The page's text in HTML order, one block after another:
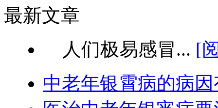
最新文章
人们极易感冒... [
中老年银霄病的病